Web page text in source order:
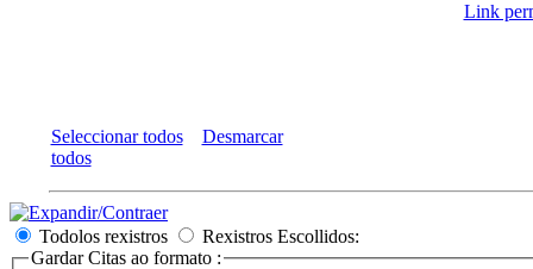
Link
Seleccionar todos
Desmarcar
todos
Todolos rexistros
Rexistros Escollidos:
Gardar Citas ao formato :